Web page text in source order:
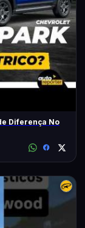
Diferença No